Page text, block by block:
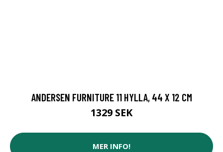
ANDERSEN FURNITURE 11 HYLLA, 44 X 12 CM
1329 SEK
MER INFO!